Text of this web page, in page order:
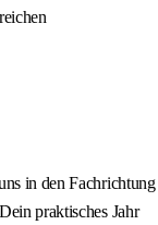
in den Fachrichtung
praktisches Jahr